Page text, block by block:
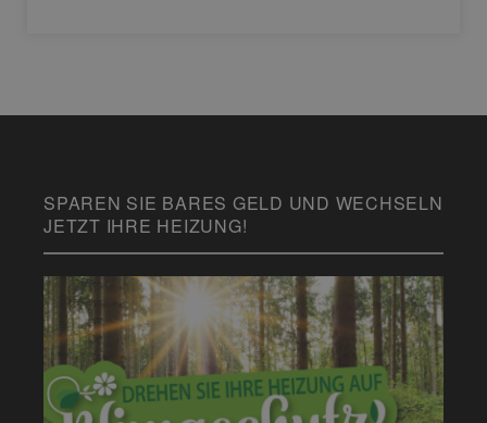
SPAREN SIE BARES GELD UND WECHSELN
JETZT IHRE HEIZUNG!